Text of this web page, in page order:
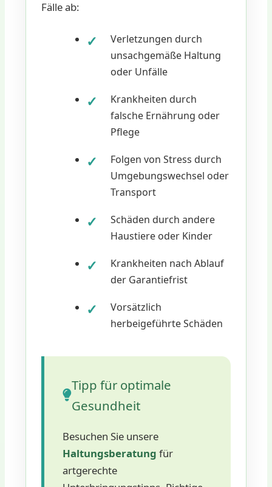
Fälle ab:
Verletzungen durch
unsachgemäße Haltung
oder Unfälle
Krankheiten durch
falsche Ernährung oder
Pflege
Folgen von Stress durch
Umgebungswechsel oder
Transport
Schäden durch andere
Haustiere oder Kinder
Krankheiten nach Ablauf
der Garantiefrist
Vorsätzlich
herbeigeführte Schäden
Tipp für optimale
Gesundheit
Besuchen Sie unsere
Haltungsberatung für
artgerechte